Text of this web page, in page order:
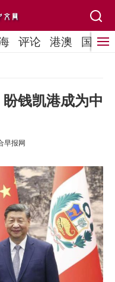
评论 港澳 国际
钱凯港成为中
早报网